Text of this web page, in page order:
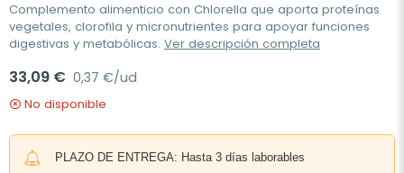
Complemento alimenticio con Chlorella que aporta proteínas
vegetales, clorofila y micronutrientes para apoyar funciones
digestivas y metabólicas. Ver descripción completa
33,09 € 0,37 €/ud
No disponible
PLAZO DE ENTREGA: Hasta 3 días laborables